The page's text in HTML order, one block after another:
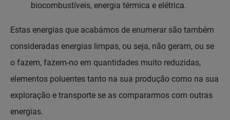
biocombustíveis, energia térmica e elétrica.
Estas energias que acabámos de enumerar são também
consideradas energias limpas, ou seja, não geram, ou se
o fazem, fazem-no em quantidades muito reduzidas,
elementos poluentes tanto na sua produção como na sua
exploração e transporte se as compararmos com outras
energias.